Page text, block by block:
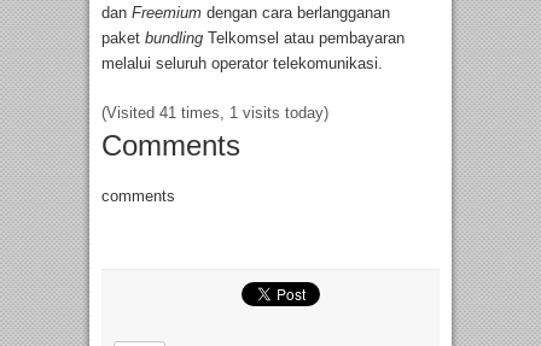
dan Freemium dengan cara berlangganan
paket bundling Telkomsel atau pembayaran
melalui seluruh operator telekomunikasi.
(Visited 41 times, 1 visits today)
Comments
comments